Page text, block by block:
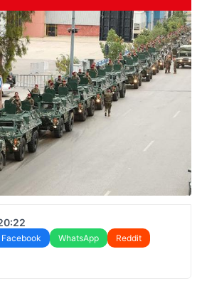
Facebook WhatsApp
Reddit